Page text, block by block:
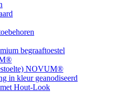
begraaftoestel
NOVUM®
in kleur geanodiseerd
Hout-Look